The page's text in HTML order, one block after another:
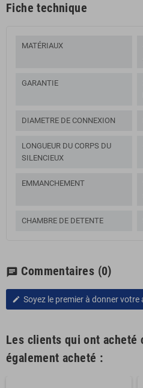
Fiche technique
MATÉRIAUX
GARANTIE
DIAMETRE DE CONNEXION
LONGUEUR DU CORPS DU
SILENCIEUX
EMMANCHEMENT
CHAMBRE DE DETENTE
chat Commentaires (0)
edit Soyez le premier à donner votre
Les clients qui ont acheté
également acheté :